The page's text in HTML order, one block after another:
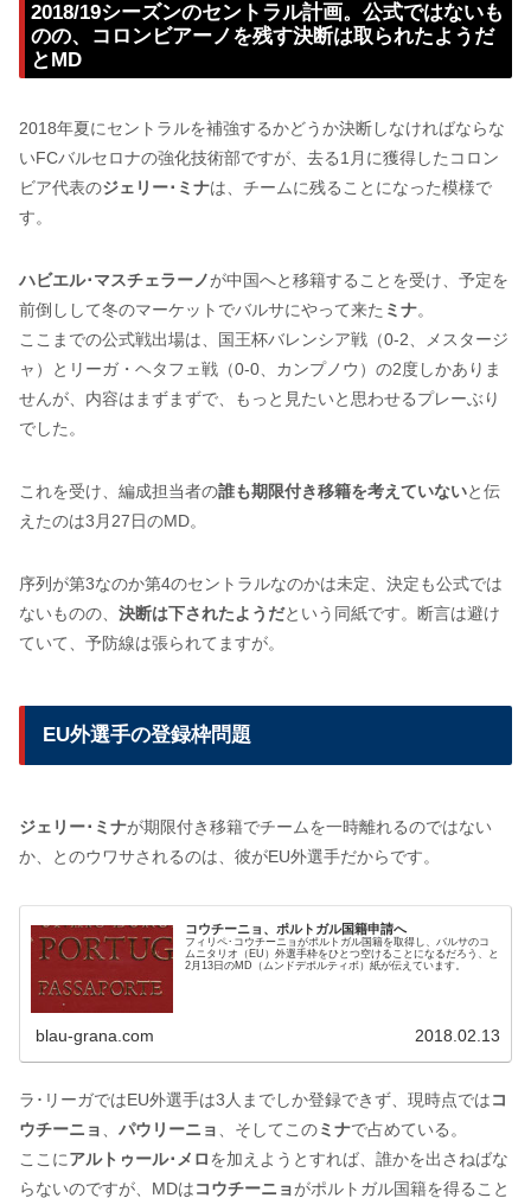
2018/19シーズンのセントラル計画。公式ではないも
のの、コロンビアーノを残す決断は取られたようだ
とMD
2018年夏にセントラルを補強するかどうか決断しなければならな
いFCバルセロナの強化技術部ですが、去る1月に獲得したコロン
ビア代表のジェリー･ミナは、チームに残ることになった模様で
す。
ハビエル･マスチェラーノが中国へと移籍することを受け、予定を
前倒しして冬のマーケットでバルサにやって来た ミナ。
ここまでの公式戦出場は、国王杯バレンシア戦（0-2、メスタージ
ャ）とリーガ・ヘタフェ戦（0-0、カンプノウ）の2度しかありま
せんが、内容はまずまずで、もっと見たいと思わせるプレーぶり
でした。
これを受け、編成担当者の誰も期限付き移籍を考えていないと伝
えたのは3月27日のMD。
序列が第3なのか第4のセントラルなのかは未定、決定も公式では
ないものの、 決断は下されたようだという同紙です。断言は避け
ていて、予防線は張られてますが。
EU外選手の登録枠問題
ジェリー･ミナが期限付き移籍でチームを一時離れるのではない
か、とのウワサされるのは、彼がEU外選手だからです。
コウチーニョ、ポルトガル国籍申請へ
フィリペ･コウチーニョがポルトガル国籍を取得し、バルサのコ
ムニタリオ（EU）外選手枠をひとつ空けることになるだろう、と
2月13日のMD（ムンドデポルティボ）紙が伝えています。
blau-grana.com 2018.02.13
ラ･リーガではEU外選手は3人までしか登録できず、現時点ではコ
ウチーニョ、 パウリーニョ、そしてこのミナで占めている。
ここにアルトゥール･メロを加えようとすれば、誰かを出さねばな
らないのですが、MDはコウチーニョがポルトガル国籍を得ること